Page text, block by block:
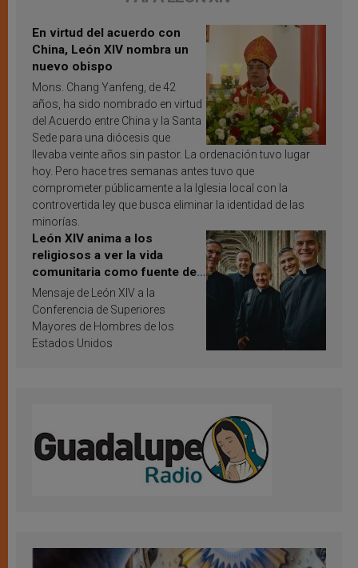
En virtud del acuerdo con
China, León XIV nombra un
nuevo obispo
Mons. Chang Yanfeng, de 42
años, ha sido nombrado en virtud
del Acuerdo entre China y la Santa
Sede para una diócesis que
llevaba veinte años sin pastor. La ordenación tuvo lugar
hoy. Pero hace tres semanas antes tuvo que
comprometer públicamente a la Iglesia local con la
controvertida ley que busca eliminar la identidad de las
minorías.
León XIV anima a los
religiosos a ver la vida
comunitaria como fuente de
inspiración y santificación
Mensaje de León XIV a la
Conferencia de Superiores
Mayores de Hombres de los
Estados Unidos